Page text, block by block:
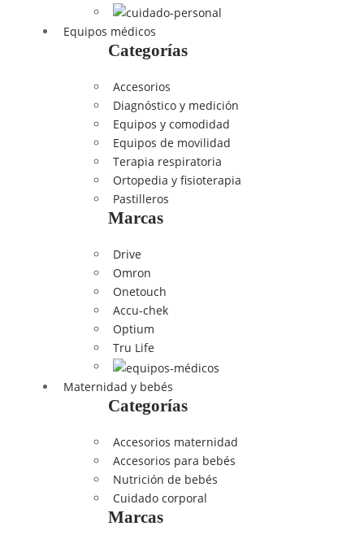
Equipos médicos
Categorías
Accesorios
Diagnóstico y medición
Equipos y comodidad
Equipos de movilidad
Terapia respiratoria
Ortopedia y fisioterapia
Pastilleros
Marcas
Drive
Omron
Onetouch
Accu-chek
Optium
Tru Life
Maternidad y bebés
Categorías
Accesorios maternidad
Accesorios para bebés
Nutrición de bebés
Cuidado corporal
Marcas